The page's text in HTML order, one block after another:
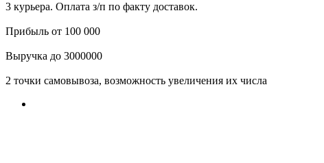
3 курьера. Оплата з/п по факту доставок.
Прибыль от 100 000
Выручка до 3000000
2 точки самовывоза, возможность увеличения их числа